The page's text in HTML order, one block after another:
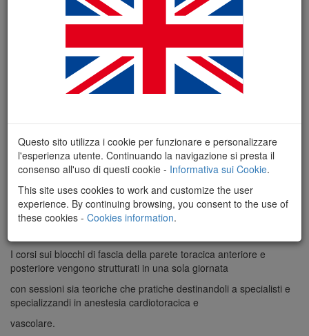
I corsi sui blocchi di fascia della parete toracica anteriore e
posteriore vengono strutturati in una sola giornata
con sessioni sia teoriche che pratiche destinandoli a specialisti e
specializzandi in anestesia cardiotoracica e
vascolare.
Questo sito utilizza i cookie per funzionare e personalizzare
l'esperienza utente. Continuando la navigazione si presta il
consenso all'uso di questi cookie - Informativa sui Cookie.
This site uses cookies to work and customize the user
experience. By continuing browsing, you consent to the use of
these cookies - Cookies information.